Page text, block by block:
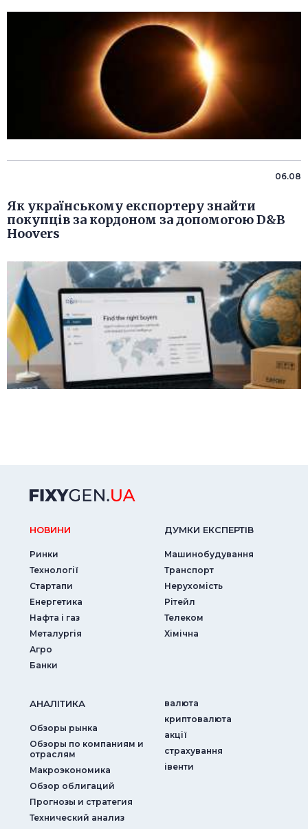
06.08
Як українському експортеру знайти
покупців за кордоном за допомогою D&B
Hoovers
НОВИНИ
Ринки
Технології
Стартапи
Енергетика
Нафта і газ
Металургія
Агро
Банки
ДУМКИ ЕКСПЕРТIВ
Машинобудування
Транспорт
Нерухомість
Рітейл
Телеком
Хімічна
АНАЛIТИКА
Обзоры рынка
Обзоры по компаниям и
отраслям
Макроэкономика
Обзор облигаций
Прогнозы и стратегия
Технический анализ
валюта
криптовалюта
акції
страхування
iвенти